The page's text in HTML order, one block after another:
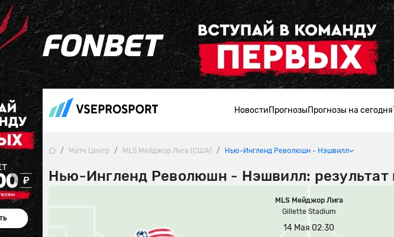
НовостиПрогнозыПрогнозы на сегодня
Нью-Ингленд Революшн - Нэшвилл: результат
Матч Центр MLS Мейджор Лига (США) Нью-Ингленд Революшн - Нэшвилл
MLS Мейджор Лига
Gillette Stadium
14 Мая 02:30